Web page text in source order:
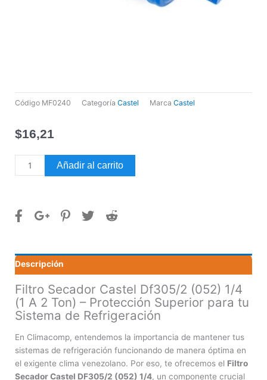
Código MF0240 Categoría Castel Marca Castel
$16,21
Filtro
Secador
(052)
A
2
cantidad
Añadir al carrito
Descripción
Filtro Secador Castel Df305/2 (052) 1/4
(1 A 2 Ton) – Protección Superior para tu
Sistema de Refrigeración
En Climacomp, entendemos la importancia de mantener tus
sistemas de refrigeración funcionando de manera óptima en
el exigente clima venezolano. Por eso, te ofrecemos el Filtro
Secador Castel DF305/2 (052) 1/4, un componente crucial